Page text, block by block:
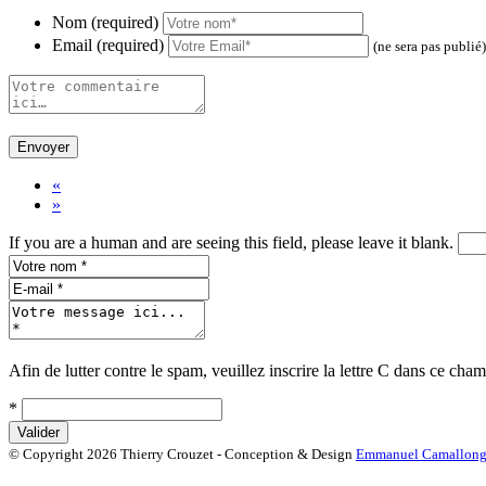
Nom (required)
Email (required)
(ne sera pas publié)
«
»
If you are a human and are seeing this field, please leave it blank.
Afin de lutter contre le spam, veuillez inscrire la lettre C dans ce
*
© Copyright 2026 Thierry Crouzet - Conception & Design Emmanuel